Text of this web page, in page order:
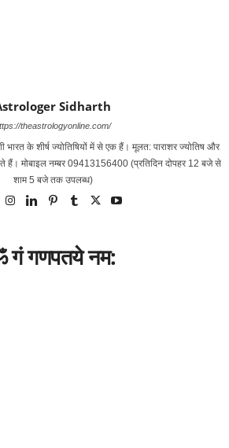
Sidharth
theastrologyonline.com/
भारत के शीर्ष ज्‍योतिषियों में से एक हैं। मूलत: पाराशर ज्‍योतिष और
हैं। मोबाइल नम्‍बर 09413156400 (प्रतिदिन दोपहर 12 बजे से
शाम 5 बजे तक उपलब्‍ध)
गं गणपतये नम: